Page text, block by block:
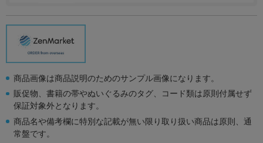
商品画像は商品説明のためのサンプル画像になります。
販促物、書籍の帯やぬいぐるみのタグ、コード類は原則付属せず
保証対象外となります。
商品名や備考欄に特別な記載が無い限り取り扱い商品は原則、通
常盤です。